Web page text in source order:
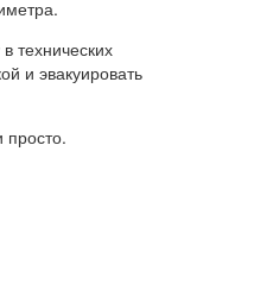
технических
и эвакуировать
просто.